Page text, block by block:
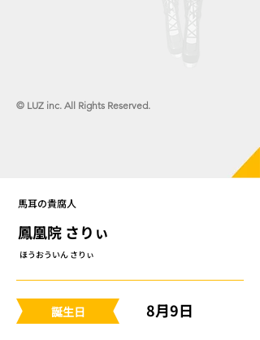
© LUZ inc. All Rights Reserved.
馬耳の貴腐人
鳳凰院 さりぃ
ほうおういん さりぃ
​誕生日
8月9日